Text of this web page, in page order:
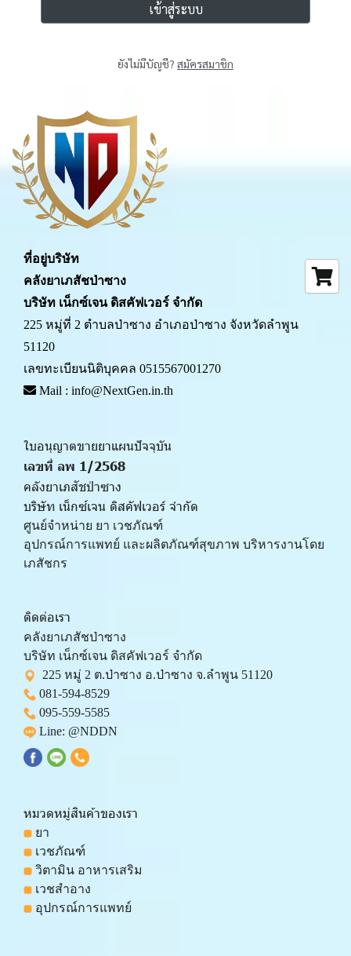
เข้าสู่ระบบ
ยังไม่มีบัญชี? สมัครสมาชิก
ที่อยู่บริษัท
คลังยาเภสัชป่าซาง
บริษัท เน็กซ์เจน ดิสคัฟเวอร์ จำกัด
225 หมู่ที่ 2 ตำบลป่าซาง อำเภอป่าซาง จังหวัดลำพูน
51120
เลขทะเบียนนิติบุคคล 0515567001270
Mail : info@NextGen.in.th
ใบอนุญาตขายยาแผนปัจจุบัน
เลขที่ ลพ 1/2568
คลังยาเภสัชป่าซาง
บริษัท เน็กซ์เจน ดิสคัฟเวอร์ จำกัด
ศูนย์จำหน่าย ยา เวชภัณฑ์
﻿อุปกรณ์การแพทย์ และผลิตภัณฑ์สุขภาพ บริหารงานโดย
เภสัชกร
ติดต่อเรา
คลังยาเภสัชป่าซาง
บริษัท เน็กซ์เจน ดิสคัฟเวอร์ จำกัด
225 หมู่ 2 ต.ป่าซาง อ.ป่าซาง จ.ลำพูน 51120
081-594-8529
095-559-5585
Line: @NDDN
หมวดหมู่สินค้าของเรา
ยา
เวชภัณฑ์
วิตามิน อาหารเสริม
เวชสำอาง
อุปกรณ์การแพทย์